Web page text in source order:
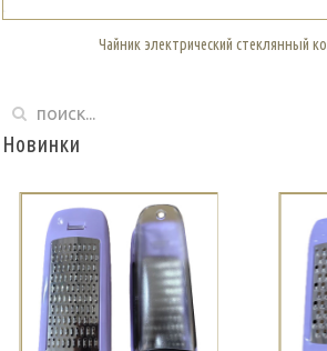
Чайник электрический стеклянный
Новинки